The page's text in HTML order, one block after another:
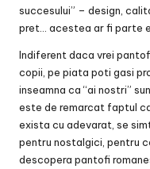
succesului” – design,
pret… acestea ar fi parte
Indiferent daca vrei
copii, pe piata poti gasi
inseamna ca “ai nostri”
este de remarcat faptul
exista cu adevarat, se
pentru nostalgici, pentru
descopera pantofi